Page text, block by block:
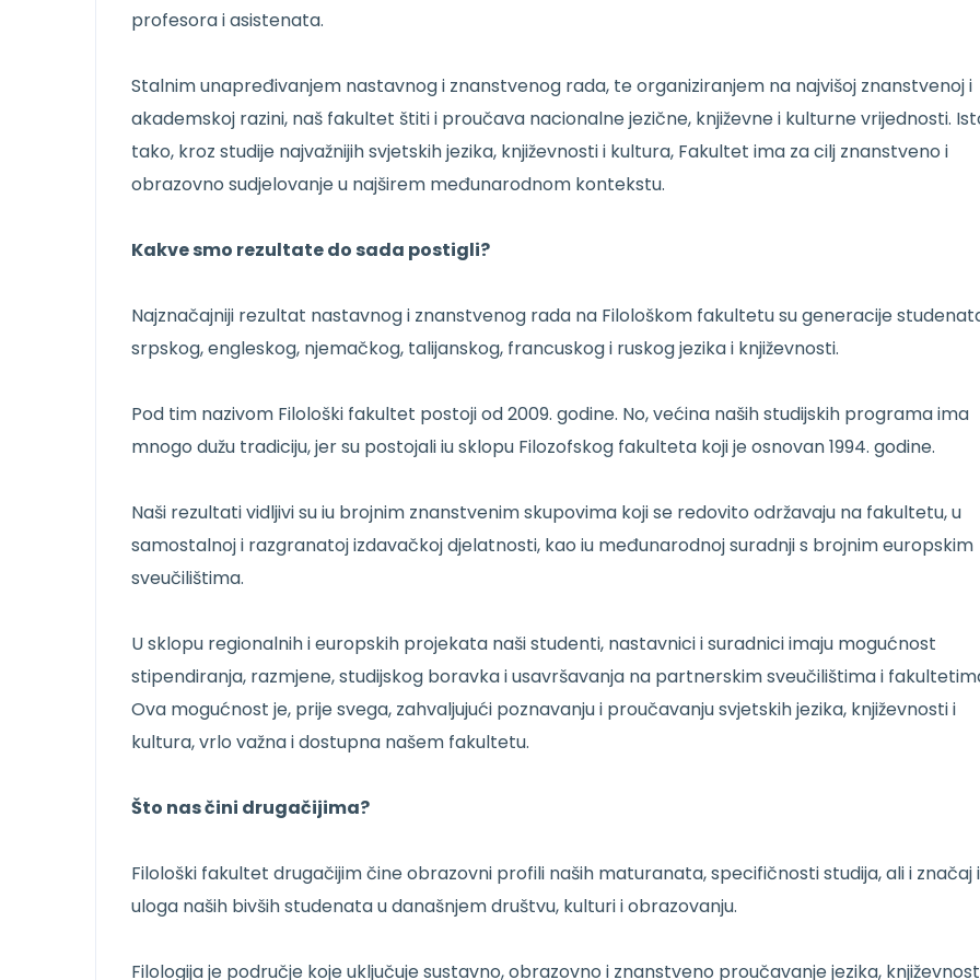
profesora i asistenata.
Stalnim unapređivanjem nastavnog i znanstvenog rada, te organiziranjem na najvišoj znanstvenoj i
akademskoj razini, naš fakultet štiti i proučava nacionalne jezične, književne i kulturne vrijednosti.
tako, kroz studije najvažnijih svjetskih jezika, književnosti i kultura, Fakultet ima za cilj znanstveno i
obrazovno sudjelovanje u najširem međunarodnom kontekstu.
Kakve smo rezultate do sada postigli?
Najznačajniji rezultat nastavnog i znanstvenog rada na Filološkom fakultetu su generacije
srpskog, engleskog, njemačkog, talijanskog, francuskog i ruskog jezika i književnosti.
Pod tim nazivom Filološki fakultet postoji od 2009. godine. No, većina naših studijskih programa ima
mnogo dužu tradiciju, jer su postojali iu sklopu Filozofskog fakulteta koji je osnovan 1994. godine.
Naši rezultati vidljivi su iu brojnim znanstvenim skupovima koji se redovito održavaju na fakultetu, u
samostalnoj i razgranatoj izdavačkoj djelatnosti, kao iu međunarodnoj suradnji s brojnim europskim
sveučilištima.
U sklopu regionalnih i europskih projekata naši studenti, nastavnici i suradnici imaju mogućnost
stipendiranja, razmjene, studijskog boravka i usavršavanja na partnerskim sveučilištima i
Ova mogućnost je, prije svega, zahvaljujući poznavanju i proučavanju svjetskih jezika, književnosti i
kultura, vrlo važna i dostupna našem fakultetu.
Što nas čini drugačijima?
Filološki fakultet drugačijim čine obrazovni profili naših maturanata, specifičnosti studija, ali i značaj i
uloga naših bivših studenata u današnjem društvu, kulturi i obrazovanju.
Filologija je područje koje uključuje sustavno, obrazovno i znanstveno proučavanje jezika,